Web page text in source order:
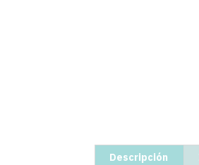
Descripción